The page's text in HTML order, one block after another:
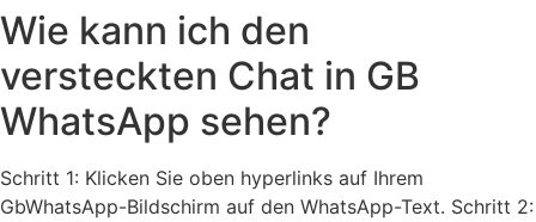
Wie kann ich den
versteckten Chat in GB
WhatsApp sehen?
Schritt 1: Klicken Sie oben hyperlinks auf Ihrem
GbWhatsApp-Bildschirm auf den WhatsApp-Text. Schritt 2: